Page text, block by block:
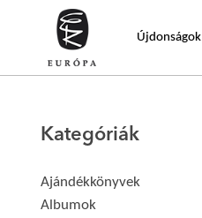
Újdonságok
Kategóriák
Ajándékkönyvek
Albumok